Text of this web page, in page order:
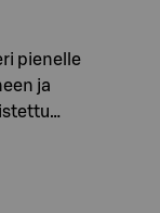
pienelle
ja